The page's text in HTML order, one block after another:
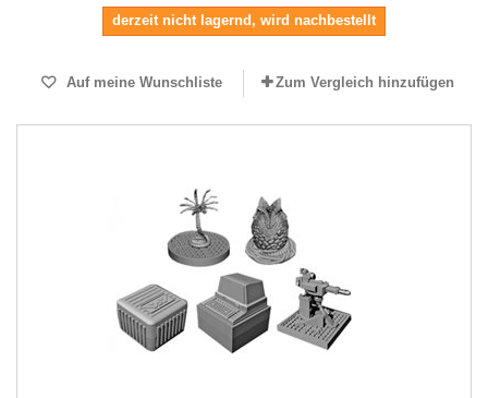
derzeit nicht lagernd, wird nachbestellt
Auf meine Wunschliste Zum Vergleich hinzufügen